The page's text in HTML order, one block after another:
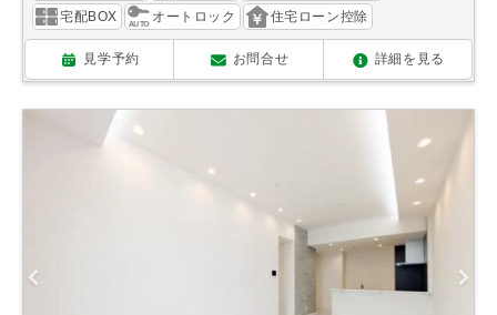
宅配BOX
オートロック 住宅ローン控除
見学予約 お問合せ 詳細を見る